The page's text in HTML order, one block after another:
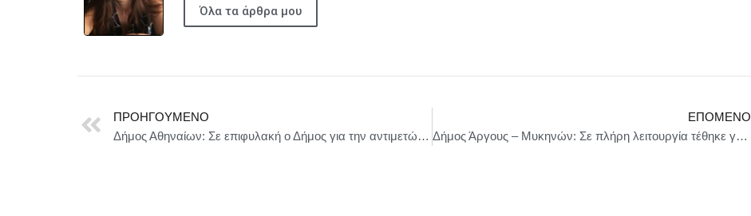
Όλα τα άρθρα μου
ΠΡΟΗΓΟΎΜΕΝΟ
Δήμος Αθηναίων: Σε επιφυλακή ο Δήμος για την αντιμετώπιση των έντονων καιρικών φαινομένων
ΕΠΌΜΕΝΟ
Δήμος Άργους – Μυκηνών: Σε πλήρη λειτουργία τέθηκε γεώτρηση στο Νέο Ηραίο